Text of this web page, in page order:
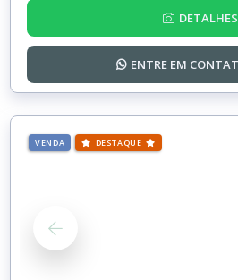
DETALHES
ENTRE EM
VENDA DESTAQUE